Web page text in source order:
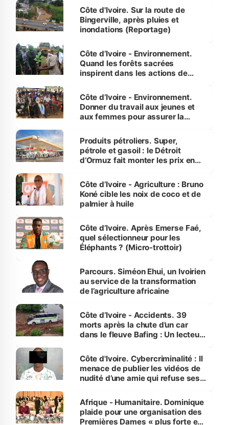
(Alassane Ouattara
Côte d'Ivoire. Sur la route de
Bingerville, après pluies et
inondations (Reportage)
Côte d’Ivoire - Environnement.
Quand les forêts sacrées
inspirent dans les actions de
Côte d’Ivoire - Environnement.
Donner du travail aux jeunes et
aux femmes pour assurer la
menacées
Produits pétroliers. Super,
pétrole et gasoil : le Détroit
d’Ormuz fait monter les prix en
Côte d’Ivoire - Agriculture : Bruno
Koné cible les noix de coco et de
palmier à huile
Côte d’Ivoire. Après Emerse Faé,
quel sélectionneur pour les
Éléphants ? (Micro-trottoir)
Parcours. Siméon Ehui, un Ivoirien
au service de la transformation
de l’agriculture africaine
Côte d’Ivoire - Accidents. 39
morts après la chute d’un car
dans le fleuve Bafing : Un lecteur
des Transports
Côte d'Ivoire. Cybercriminalité : Il
menace de publier les vidéos de
nudité d’une amie qui refuse ses
Afrique - Humanitaire. Dominique
plaide pour une organisation des
Premières Dames « plus forte et